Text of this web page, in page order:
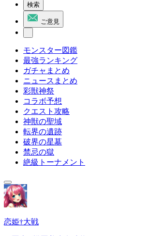
検索
ご意見
モンスター図鑑
最強ランキング
ガチャまとめ
ニュースまとめ
彩獣神祭
コラボ予想
クエスト攻略
神獣の聖域
転界の遺跡
破界の星墓
禁忌の獄
絶級トーナメント
恋姫†大戦